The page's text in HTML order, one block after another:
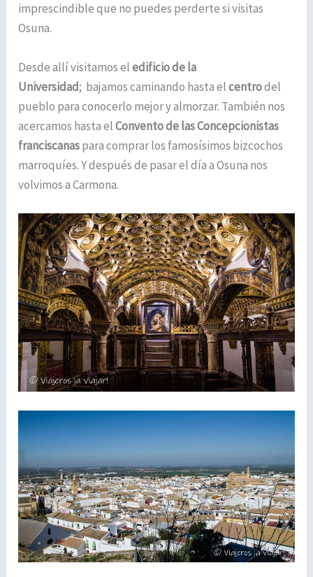
imprescindible que no puedes perderte si visitas
Osuna.
Desde allí visitamos eledificio de la
Universidad; bajamos caminando hasta elcentrodel
pueblo para conocerlo mejor y almorzar. También nos
acercamos hasta elConvento de las Concepcionistas
franciscanaspara comprar los famosísimos bizcochos
marroquíes. Y después de pasar el día a Osuna nos
volvimos a Carmona.